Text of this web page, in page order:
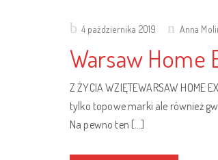
Posted4 października 2019 Anna
Warsaw Home
Z ŻYCIA WZIĘTEWARSAW
tylko topowe marki ale również
Na pewno ten […]